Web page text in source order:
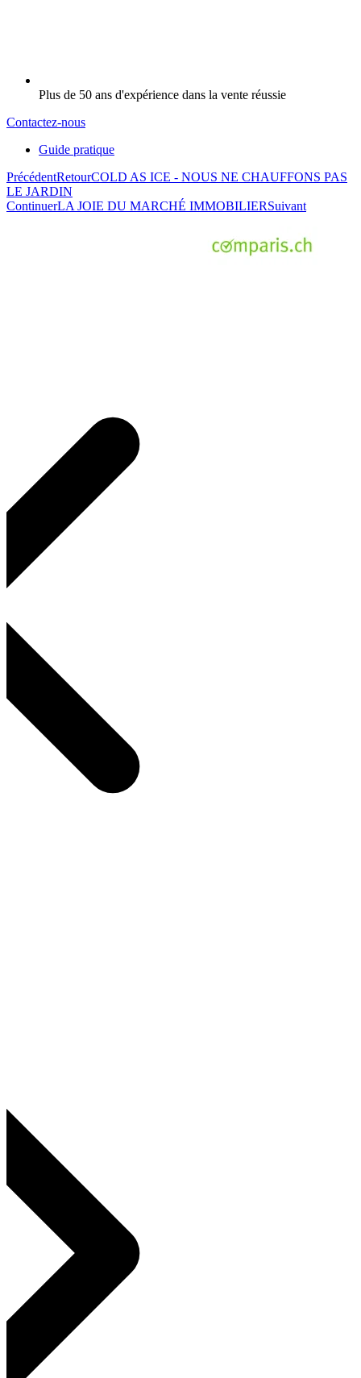
Plus de 50 ans d'expérience dans la vente réussie
Contactez-nous
Guide pratique
PrécédentRetourCOLD AS ICE - NOUS NE CHAUFFONS PAS
LE JARDIN
ContinuerLA JOIE DU MARCHÉ IMMOBILIERSuivant